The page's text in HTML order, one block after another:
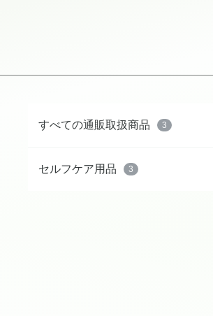
すべての通販取扱商品 3
セルフケア用品 3